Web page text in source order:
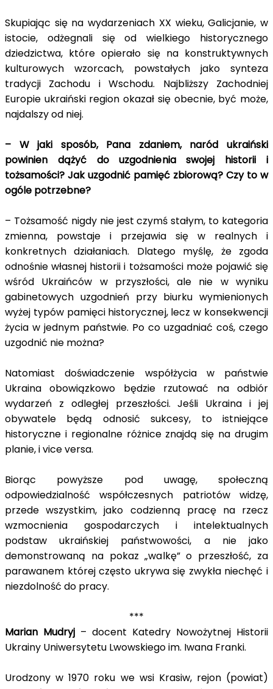
Skupiając się na wydarzeniach XX wieku, Galicjanie, w
istocie, odżegnali się od wielkiego historycznego
dziedzictwa, które opierało się na konstruktywnych
kulturowych wzorcach, powstałych jako synteza
tradycji Zachodu i Wschodu. Najbliższy Zachodniej
Europie ukraiński region okazał się obecnie, być może,
najdalszy od niej.
– W jaki sposób, Pana zdaniem, naród ukraiński
powinien dążyć do uzgodnienia swojej historii i
tożsamości? Jak uzgodnić pamięć zbiorową? Czy to w
ogóle potrzebne?
– Tożsamość nigdy nie jest czymś stałym, to kategoria
zmienna, powstaje i przejawia się w realnych i
konkretnych działaniach. Dlatego myślę, że zgoda
odnośnie własnej historii i tożsamości może pojawić się
wśród Ukraińców w przyszłości, ale nie w wyniku
gabinetowych uzgodnień przy biurku wymienionych
wyżej typów pamięci historycznej, lecz w konsekwencji
życia w jednym państwie. Po co uzgadniać coś, czego
uzgodnić nie można?
Natomiast doświadczenie współżycia w państwie
Ukraina obowiązkowo będzie rzutować na odbiór
wydarzeń z odległej przeszłości. Jeśli Ukraina i jej
obywatele będą odnosić sukcesy, to istniejące
historyczne i regionalne różnice znajdą się na drugim
planie, i vice versa.
Biorąc powyższe pod uwagę, społeczną
odpowiedzialność współczesnych patriotów widzę,
przede wszystkim, jako codzienną pracę na rzecz
wzmocnienia gospodarczych i intelektualnych
podstaw ukraińskiej państwowości, a nie jako
demonstrowaną na pokaz „walkę” o przeszłość, za
parawanem której często ukrywa się zwykła niechęć i
niezdolność do pracy.
***
Marian Mudryj – docent Katedry Nowożytnej Historii
Ukrainy Uniwersytetu Lwowskiego im. Iwana Franki.
Urodzony w 1970 roku we wsi Krasiw, rejon (powiat)